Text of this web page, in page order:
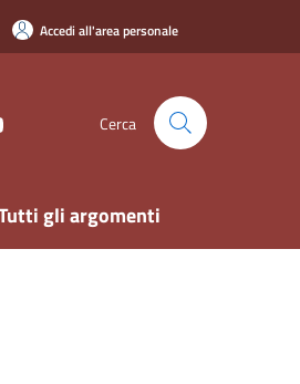
Accedi all'area personale
Cerca
gli argomenti